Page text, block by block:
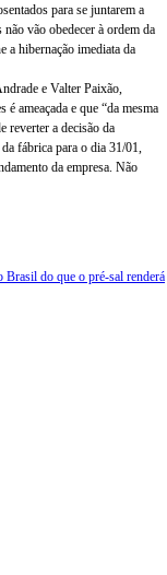
para se juntarem a
vão obedecer à ordem da
a hibernação imediata da
e Valter Paixão,
ameaçada e que “da mesma
reverter a decisão da
fábrica para o dia 31/01,
da empresa. Não
Brasil do que o pré-sal renderá